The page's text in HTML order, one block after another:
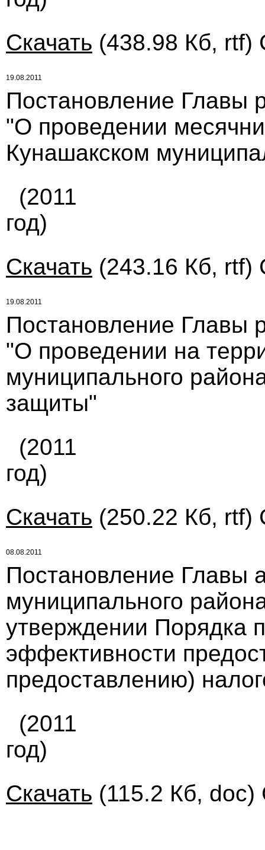
Скачать (438.98 Кб, rtf)
19.08.2011
Постановление Главы
"О проведении
Кунашакском
(2011
год)
Скачать (243.16 Кб, rtf)
19.08.2011
Постановление Главы
"О проведении на
муниципального
защиты"
(2011
год)
Скачать (250.22 Кб, rtf)
08.08.2011
Постановление Главы
муниципального
утверждении Порядка
эффективности
предоставлению)
(2011
год)
Скачать (115.2 Кб, doc)